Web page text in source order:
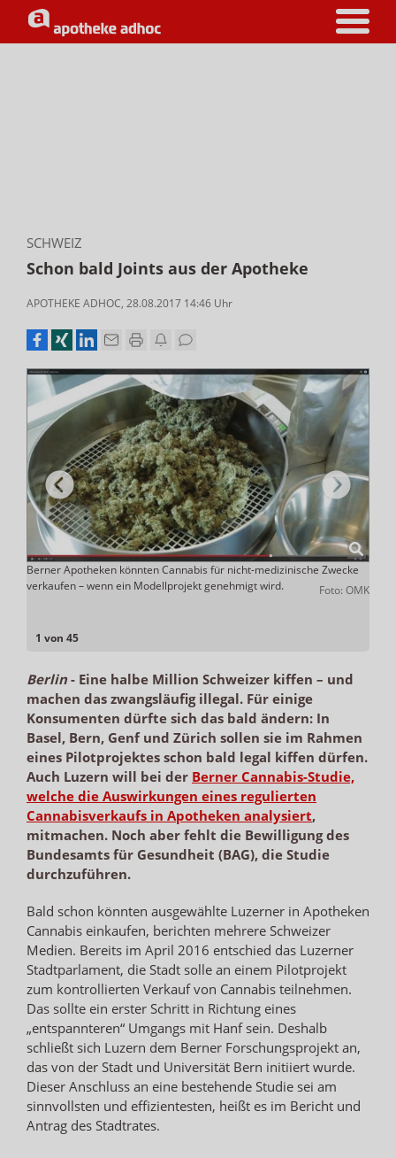
SCHWEIZ
Schon bald Joints aus der Apotheke
APOTHEKE ADHOC, 28.08.2017 14:46 Uhr
1 von 45
Berner Apotheken könnten Cannabis für nicht-medizinische Zwecke
verkaufen – wenn ein Modellprojekt genehmigt wird.
Foto: OMK
Berlin- Eine halbe Million Schweizer kiffen – und
machen das zwangsläufig illegal. Für einige
Konsumenten dürfte sich das bald ändern: In
Basel, Bern, Genf und Zürich sollen sie im Rahmen
eines Pilotprojektes schon bald legal kiffen dürfen.
Auch Luzern will bei der Berner Cannabis-Studie,
welche die Auswirkungen eines regulierten
Cannabisverkaufs in Apotheken analysiert,
mitmachen. Noch aber fehlt die Bewilligung des
Bundesamts für Gesundheit (BAG), die Studie
durchzuführen.
Bald schon könnten ausgewählte Luzerner in Apotheken
Cannabis einkaufen, berichten mehrere Schweizer
Medien. Bereits im April 2016 entschied das Luzerner
Stadtparlament, die Stadt solle an einem Pilotprojekt
zum kontrollierten Verkauf von Cannabis teilnehmen.
Das sollte ein erster Schritt in Richtung eines
„entspannteren“ Umgangs mit Hanf sein. Deshalb
schließt sich Luzern dem Berner Forschungsprojekt an,
das von der Stadt und Universität Bern initiiert wurde.
Dieser Anschluss an eine bestehende Studie sei am
sinnvollsten und effizientesten, heißt es im Bericht und
Antrag des Stadtrates.